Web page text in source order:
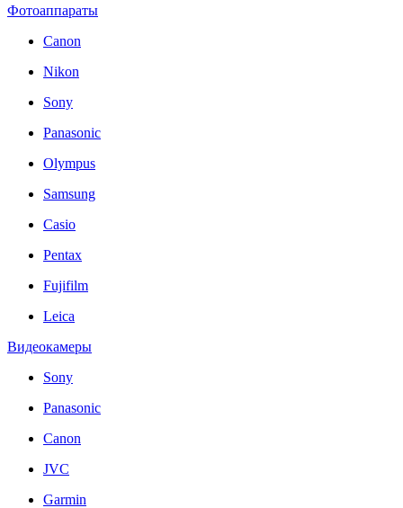
Фотоаппараты
Canon
Nikon
Sony
Panasonic
Olympus
Samsung
Casio
Pentax
Fujifilm
Leica
Видеокамеры
Sony
Panasonic
Canon
JVC
Garmin